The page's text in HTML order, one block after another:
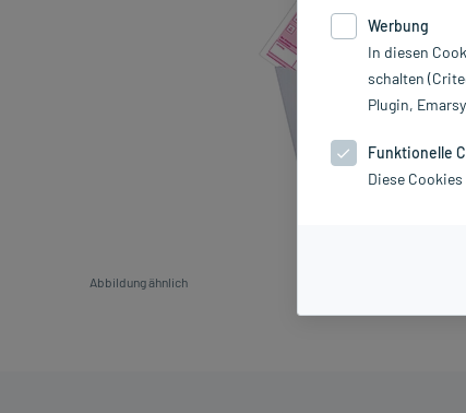
Abbildung ähnlich
Werbung
In diesen
schalten
Plugin,
Funktionelle
Diese